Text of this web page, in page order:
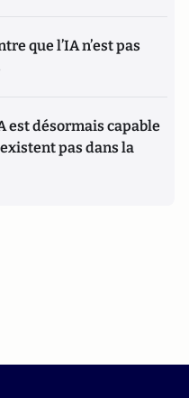
que l’IA n’est pas
est désormais capable
pas dans la